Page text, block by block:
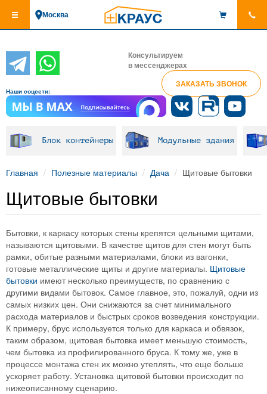
основному
Москва
Консультируем
в мессенджерах
ЗАКАЗАТЬ ЗВОНОК
Наши соцсети:
Блок контейнеры Модульные здания
Главная Полезные материалы Дача Щитовые бытовки
Щитовые бытовки
Бытовки, к каркасу которых стены крепятся цельными щитами,
называются щитовыми. В качестве щитов для стен могут быть
рамки, обитые разными материалами, блоки из вагонки,
готовые металлические щиты и другие материалы. Щитовые
бытовки имеют несколько преимуществ, по сравнению с
другими видами бытовок. Самое главное, это, пожалуй, одни из
самых низких цен. Они снижаются за счет минимального
расхода материалов и быстрых сроков возведения конструкции.
К примеру, брус используется только для каркаса и обвязок,
таким образом, щитовая бытовка имеет меньшую стоимость,
чем бытовка из профилированного бруса. К тому же, уже в
процессе монтажа стен их можно утеплять, что еще больше
ускоряет работу. Установка щитовой бытовки происходит по
нижеописанному сценарию.